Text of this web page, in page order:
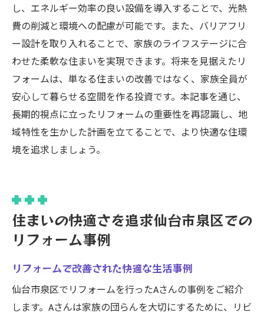
し、エネルギー効率の良い設備を導入することで、光熱
費の削減と環境への配慮が可能です。また、バリアフリ
ー設計を取り入れることで、家族のライフステージに合
わせた柔軟な住まいを実現できます。将来を見据えたリ
フォームは、単なる住まいの改善ではなく、家族全員が
安心して暮らせる空間を作る投資です。本記事を通じ、
長期的視点に立ったリフォームの重要性を再認識し、地
域特性を生かした計画を立てることで、より快適な住環
境を追求しましょう。
住まいの快適さを追求仙台市泉区での
リフォーム事例
リフォームで改善された快適な生活事例
仙台市泉区でリフォームを行ったAさんの事例をご紹介
します。Aさんは家族の団らんを大切にするために、リビ